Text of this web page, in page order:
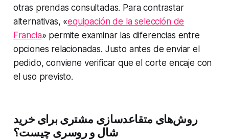
otras prendas consultadas. Para contrastar
alternativas, «equipación de la selección de
Francia» permite examinar las diferencias entre
opciones relacionadas. Justo antes de enviar el
pedido, conviene verificar que el corte encaje con
el uso previsto.
روش‌های متقاعدسازی مشتری برای خرید
شال و روسری چیست؟